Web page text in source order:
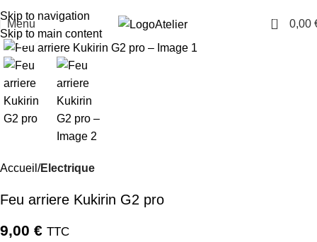
Skip to navigation
Skip to main content
Menu Atelier 0 0,00
Cliquez pour agrandir
Accueil Electrique
Feu arriere Kukirin G2 pro
9,00 € TTC